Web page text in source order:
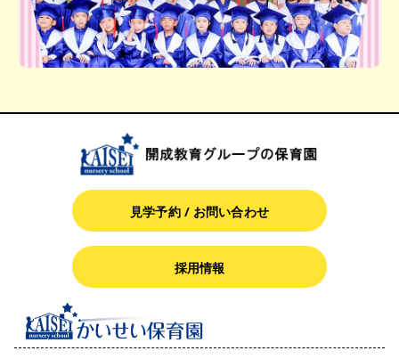
見学予約 / お問い合わせ
採用情報